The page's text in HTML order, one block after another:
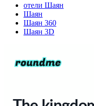
отели Шаян
Шаян
Шаян 360
Шаян 3D